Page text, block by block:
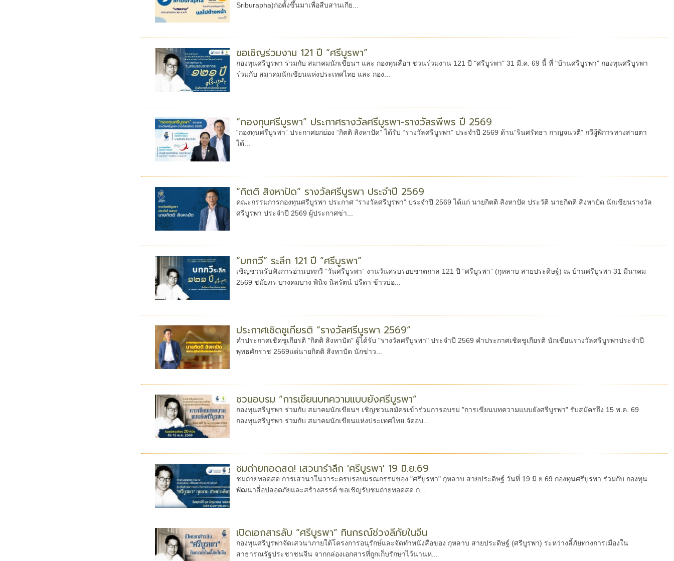
Sriburapha)ก่อตั้งขึ้นมาเพื่อสืบสานเกีย...
ขอเชิญร่วมงาน 121 ปี “ศรีบูรพา”
กองทุนศรีบูรพา ร่วมกับ สมาคมนักเขียนฯ และ กองทุนสื่อฯ ชวนร่วมงาน 121 ปี "ศรีบูรพา" 31 มี.ค. 69 นี้ ที่ "บ้านศรีบูรพา" กองทุนศรีบูรพา
ร่วมกับ สมาคมนักเขียนแห่งประเทศไทย และ กอง...
“กองทุนศรีบูรพา” ประกาศรางวัลศรีบูรพา-รางวัลรพีพร ปี 2569
“กองทุนศรีบูรพา” ประกาศยกย่อง “กิตติ สิงหาปัด” ได้รับ “รางวัลศรีบูรพา” ประจำปี 2569 ด้าน“รินศรัทธา กาญจนวตี” กวีผู้พิการทางสายตา
ได้...
“กิตติ สิงหาปัด” รางวัลศรีบูรพา ประจำปี 2569
คณะกรรมการกองทุนศรีบูรพา ประกาศ “รางวัลศรีบูรพา” ประจำปี 2569 ได้แก่ นายกิตติ สิงหาปัด ประวัติ นายกิตติ สิงหาปัด นักเขียนรางวัล
ศรีบูรพา ประจำปี 2569 ผู้ประกาศข่า...
”บทกวี” ระลึก 121 ปี ”ศรีบูรพา”
เชิญชวนรับฟังการอ่านบทกวี “วันศรีบูรพา” งานวันครบรอบชาตกาล 121 ปี “ศรีบูรพา” (กุหลาบ สายประดิษฐ์) ณ บ้านศรีบูรพา 31 มีนาคม
2569 ชมัยภร บางคมบาง พินิจ นิลรัตน์ ปรีดา ข้าวบ่อ...
ประกาศเชิดชูเกียรติ “รางวัลศรีบูรพา 2569”
คำประกาศเชิดชูเกียรติ "กิตติ สิงหาปัด" ผู้ได้รับ "รางวัลศรีบูรพา" ประจำปี 2569 คำประกาศเชิดชูเกียรติ นักเขียนรางวัลศรีบูรพาประจำปี
พุทธศักราช 2569แด่นายกิตติ สิงหาปัด นักข่าว...
ชวนอบรม “การเขียนบทความแบบยังศรีบูรพา”
กองทุนศรีบูรพา ร่วมกับ สมาคมนักเขียนฯ เชิญชวนสมัครเข้าร่วมการอบรม "การเขียนบทความแบบยังศรีบูรพา" รับสมัครถึง 15 พ.ค. 69
กองทุนศรีบูรพา ร่วมกับ สมาคมนักเขียนแห่งประเทศไทย จัดอบ...
ชมถ่ายทอดสด! เสวนารำลึก 'ศรีบูรพา' 19 มิ.ย.69
ชมถ่ายทอดสด การเสวนาในวาระครบรอบมรณกรรมของ "ศรีบูรพา" กุหลาบ สายประดิษฐ์ วันที่ 19 มิ.ย.69 กองทุนศรีบูรพา ร่วมกับ กองทุน
พัฒนาสื่อปลอดภัยและสร้างสรรค์ ขอเชิญรับชมถ่ายทอดสด ก...
เปิดเอกสารลับ “ศรีบูรพา” ทินกรณ์ช่วงลี้ภัยในจีน
กองทุนศรีบูรพาจัดเสวนาภายใต้โครงการอนุรักษ์และจัดทำหนังสือของ กุหลาบ สายประดิษฐ์ (ศรีบูรพา) ระหว่างลี้ภัยทางการเมืองใน
สาธารณรัฐประชาชนจีน จากกล่องเอกสารที่ถูกเก็บรักษาไว้นานห...